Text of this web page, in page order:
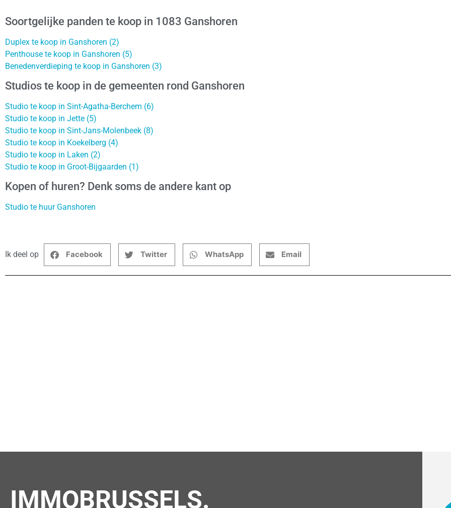
Soortgelijke panden te koop in 1083 Ganshoren
Duplex te koop in Ganshoren (2)
Penthouse te koop in Ganshoren (5)
Benedenverdieping te koop in Ganshoren (3)
Studios te koop in de gemeenten rond Ganshoren
Studio te koop in Sint-Agatha-Berchem (6)
Studio te koop in Jette (5)
Studio te koop in Sint-Jans-Molenbeek (8)
Studio te koop in Koekelberg (4)
Studio te koop in Laken (2)
Studio te koop in Groot-Bijgaarden (1)
Kopen of huren? Denk soms de andere kant op
Studio te huur Ganshoren
Ik deel op Facebook Twitter WhatsApp Email
IMMOBRUSSELS.